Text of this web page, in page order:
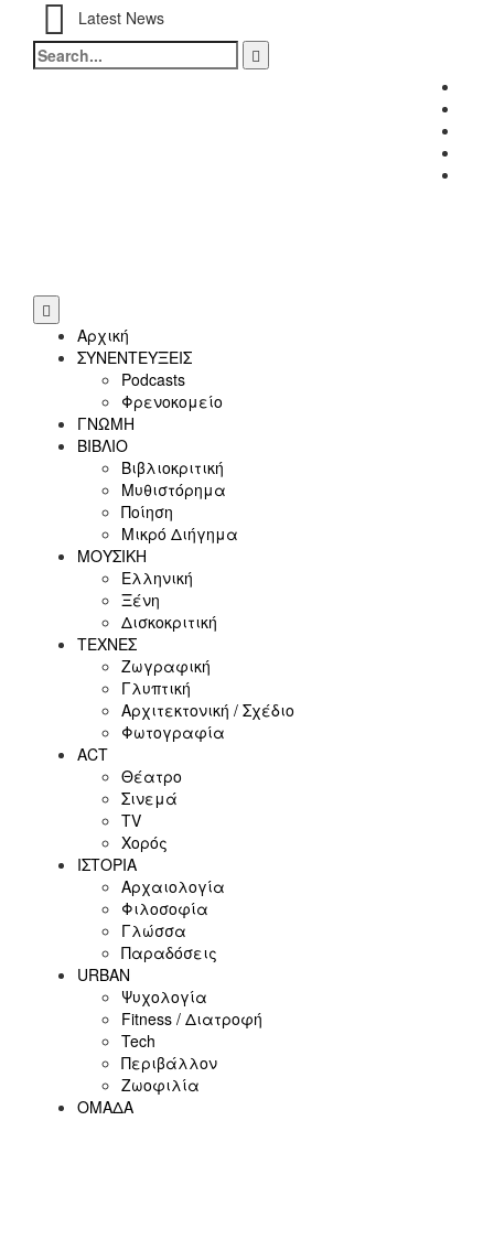
Latest News
Search
for:
Αρχική
ΣΥΝΕΝΤΕΥΞΕΙΣ
Podcasts
Φρενοκομείο
ΓΝΩΜΗ
ΒΙΒΛΙΟ
Βιβλιοκριτική
Μυθιστόρημα
Ποίηση
Μικρό Διήγημα
ΜΟΥΣΙΚΗ
Ελληνική
Ξένη
Δισκοκριτική
ΤΕΧΝΕΣ
Ζωγραφική
Γλυπτική
Αρχιτεκτονική / Σχέδιο
Φωτογραφία
ACT
Θέατρο
Σινεμά
ΤV
Χορός
ΙΣΤΟΡΙΑ
Αρχαιολογία
Φιλοσοφία
Γλώσσα
Παραδόσεις
URBAN
Ψυχολογία
Fitness / Διατροφή
Tech
Περιβάλλον
Ζωοφιλία
ΟΜΑΔΑ